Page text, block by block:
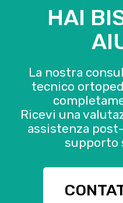
HAI BISOGNO DI
La nostra
tecnico
Ricevi una
assistenza
supporto